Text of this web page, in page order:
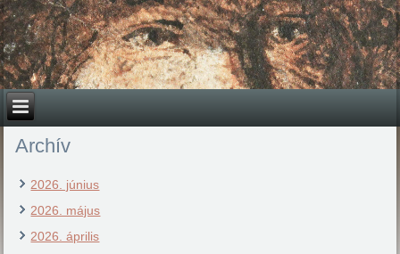
Archív
2026. június
2026. május
2026. április